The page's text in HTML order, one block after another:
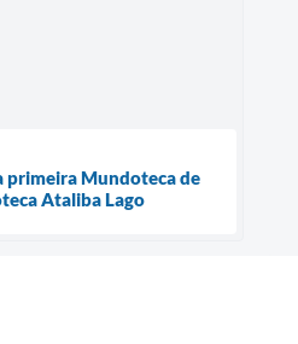
primeira Mundoteca de
Ataliba Lago